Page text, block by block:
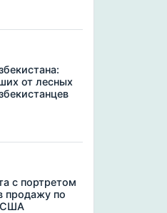
от лесных
с портретом
продажу по
США